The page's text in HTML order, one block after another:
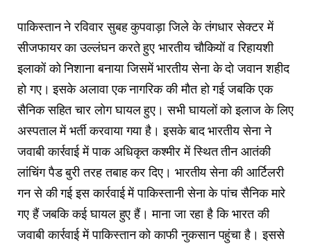
पाकिस्तान ने रविवार सुबह कुपवाड़ा जिले के तंगधार सेक्टर में
सीजफायर का उल्लंघन करते हुए भारतीय चौकियों व रिहायशी
इलाकों को निशाना बनाया जिसमें भारतीय सेना के दो जवान शहीद
हो गए। इसके अलावा एक नागरिक की मौत हो गई जबकि एक
सैनिक सहित चार लोग घायल हुए। सभी घायलों को इलाज के लिए
अस्पताल में भर्ती करवाया गया है। इसके बाद भारतीय सेना ने
जवाबी कार्रवाई में पाक अधिकृत कश्मीर में स्थित तीन आतंकी
लांचिंग पैड बुरी तरह तबाह कर दिए। भारतीय सेना की आर्टिलरी
गन से की गई इस कार्रवाई में पाकिस्तानी सेना के पांच सैनिक मारे
गए हैं जबकि कई घायल हुए हैं। माना जा रहा है कि भारत की
जवाबी कार्रवाई में पाकिस्तान को काफी नुकसान पहुंचा है। इससे